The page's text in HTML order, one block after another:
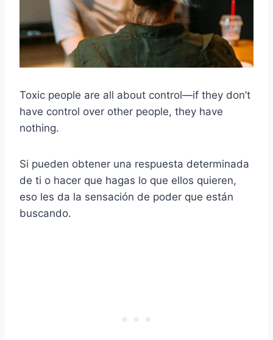
Toxic people are all about control—if they don’t
have control over other people, they have
nothing.
Si pueden obtener una respuesta determinada
de ti o hacer que hagas lo que ellos quieren,
eso les da la sensación de poder que están
buscando.